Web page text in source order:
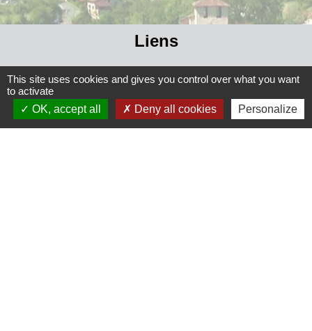
Liens
Grand Périgueux
SMD3
Pépinière d'entreprises
Accueil Sud Ouest Coursac
This site uses cookies and gives you control over what you want
to activate
OK, accept all
Deny all cookies Personalize